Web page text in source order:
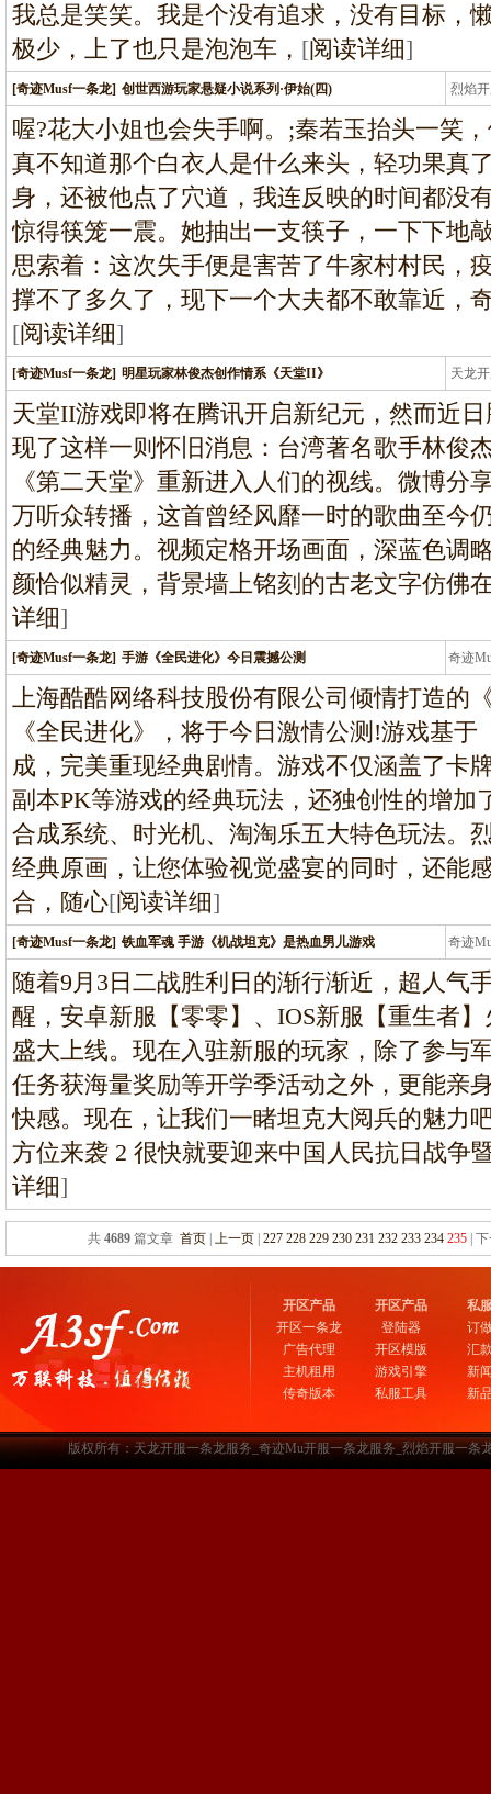
我总是笑笑。我是个没有追求，没有目标，
极少，上了也只是泡泡车， [阅读详细]
[奇迹Musf一条龙] 创世西游玩家悬疑小说系列·伊始(四) 烈焰
龙
喔?花大小姐也会失手啊。;秦若玉抬头一笑
真不知道那个白衣人是什么来头，轻功果真
身，还被他点了穴道，我连反映的时间都没
惊得筷笼一震。她抽出一支筷子，一下下地
思索着：这次失手便是害苦了牛家村村民，
撑不了多久了，现下一个大夫都不敢靠近，
[阅读详细]
[奇迹Musf一条龙] 明星玩家林俊杰创作情系《天堂II》 天龙
龙
天堂II游戏即将在腾讯开启新纪元，然而近
现了这样一则怀旧消息：台湾著名歌手林俊
《第二天堂》重新进入人们的视线。微博分
万听众转播，这首曾经风靡一时的歌曲至今
的经典魅力。视频定格开场画面，深蓝色调
颜恰似精灵，背景墙上铭刻的古老文字仿佛
详细]
[奇迹Musf一条龙] 手游《全民进化》今日震撼公测 奇迹
条
上海酷酷网络科技股份有限公司倾情打造的
《全民进化》，将于今日激情公测!游戏基
成，完美重现经典剧情。游戏不仅涵盖了卡
副本PK等游戏的经典玩法，还独创性的增加
合成系统、时光机、淘淘乐五大特色玩法。
经典原画，让您体验视觉盛宴的同时，还能
合，随心[阅读详细]
[奇迹Musf一条龙] 铁血军魂 手游《机战坦克》是热血男儿游戏 奇迹
条
随着9月3日二战胜利日的渐行渐近，超人气
醒，安卓新服【零零】、IOS新服【重生者
盛大上线。现在入驻新服的玩家，除了参与
任务获海量奖励等开学季活动之外，更能亲
快感。现在，让我们一睹坦克大阅兵的魅力
方位来袭 2 很快就要迎来中国人民抗日战争
详细]
共 4689篇文章 首页| 上一页| 227 228 229 230 231 232 233 234 235| 下
开区产品
开区一条龙
广告代理
主机租用
传奇版本
开区产品
登陆器
开区模版
游戏引擎
私服工具
私
订
汇
新
新
版权所有：天龙开服一条龙服务_奇迹Mu开服一条龙服务_烈焰开服一条